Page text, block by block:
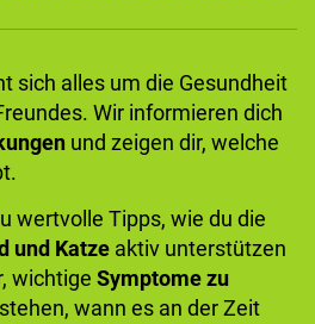
sich alles um die Gesundheit
Wir informieren dich
und zeigen dir, welche
wertvolle Tipps, wie du die
und Katze aktiv unterstützen
wichtige Symptome zu
wann es an der Zeit